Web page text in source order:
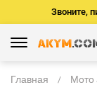
Звоните,
Главная Мото